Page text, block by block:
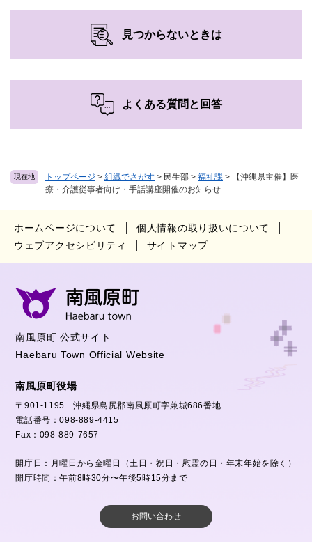
現在地 トップページ > 組織でさがす > 民生部 > 福祉課 >
【沖縄県主催】医
療・介護従事者向け・手話講座開催のお知らせ
見つからないときは
よくある質問と回答
ホームページについて
個人情報の取り扱いについて
ウェブアクセシビリティ
サイトマップ
南風原町 公式サイト
Haebaru Town Official Website
南風原町役場
〒901-1195 沖縄県島尻郡南風原町字兼城686番地
電話番号：098-889-4415
Fax：098-889-7657
開庁日：月曜日から金曜日（土日・祝日・慰霊の日・年末年始を除く）
開庁時間：午前8時30分〜午後5時15分まで
お問い合わせ